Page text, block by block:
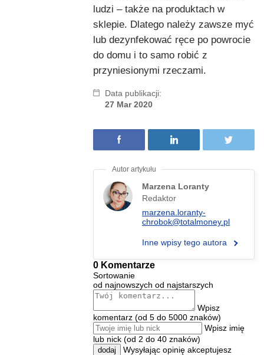
ludzi – także na produktach w
sklepie. Dlatego należy zawsze myć
lub dezynfekować ręce po powrocie
do domu i to samo robić z
przyniesionymi rzeczami.
Data publikacji:
27 Mar 2020
Marzena Loranty
Redaktor
marzena.loranty-
chrobok@totalmoney.pl
Inne wpisy tego autora
0 Komentarze
Sortowanie
od najnowszych od najstarszych
Wpisz
komentarz (od 5 do 5000 znaków)
Wpisz imię
lub nick (od 2 do 40 znaków)
dodaj
Wysyłając opinię akceptujesz